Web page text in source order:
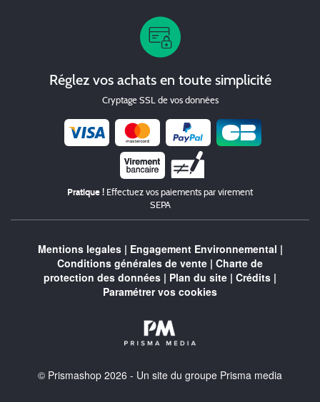
Réglez vos achats en toute simplicité
Cryptage SSL de vos données
Chèque
Pratique ! Effectuez vos paiements par virement
SEPA
Mentions legales| Engagement Environnemental |
Conditions générales de vente | Charte de
protection des données | Plan du site | Crédits |
Paramétrer vos cookies
© Prismashop 2026 - Un site du groupe Prisma media